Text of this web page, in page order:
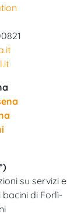
su servizi e
di Forlì-